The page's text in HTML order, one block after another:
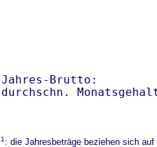
Jahres-
1: die Jahresbeträge beziehen sich